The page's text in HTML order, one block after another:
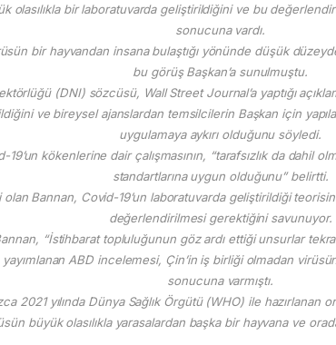
olasılıkla bir laboratuvarda geliştirildiğini ve bu
sonucuna vardı.
bir hayvandan insana bulaştığı yönünde düşük
bu görüş Başkan’a sunulmuştu.
(DNI) sözcüsü, Wall Street Journal’a yaptığı
ve bireysel ajanslardan temsilcilerin Başkan için
uygulamaya aykırı olduğunu söyledi.
19’un kökenlerine dair çalışmasının, “tarafsızlık da dahil
standartlarına uygun olduğunu” belirtti.
Bannan, Covid-19’un laboratuvarda geliştirildiği
değerlendirilmesi gerektiğini savunuyor.
“İstihbarat topluluğunun göz ardı ettiği unsurlar
yayımlanan ABD incelemesi, Çin’in iş birliği olmadan
sonucuna varmıştı.
2021 yılında Dünya Sağlık Örgütü (WHO) ile hazırlanan
büyük olasılıkla yarasalardan başka bir hayvana ve